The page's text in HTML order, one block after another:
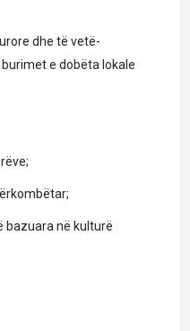
dhe të vetë-
e dobëta lokale
bazuara në kulturë